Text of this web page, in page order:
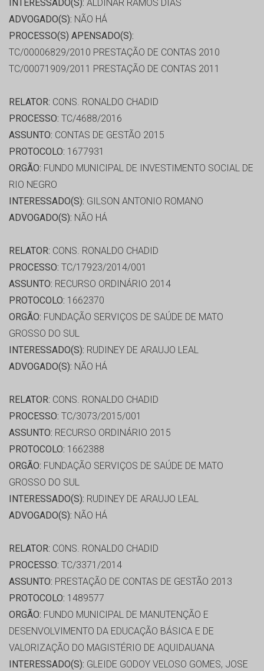
INTERESSADO(S): ALDINAR RAMOS DIAS
ADVOGADO(S): NÃO HÁ
PROCESSO(S) APENSADO(S):
TC/00006829/2010 PRESTAÇÃO DE CONTAS 2010
TC/00071909/2011 PRESTAÇÃO DE CONTAS 2011
RELATOR: CONS. RONALDO CHADID
PROCESSO: TC/4688/2016
ASSUNTO: CONTAS DE GESTÃO 2015
PROTOCOLO: 1677931
ORGÃO: FUNDO MUNICIPAL DE INVESTIMENTO SOCIAL DE
RIO NEGRO
INTERESSADO(S): GILSON ANTONIO ROMANO
ADVOGADO(S): NÃO HÁ
RELATOR: CONS. RONALDO CHADID
PROCESSO: TC/17923/2014/001
ASSUNTO: RECURSO ORDINÁRIO 2014
PROTOCOLO: 1662370
ORGÃO: FUNDAÇÃO SERVIÇOS DE SAÚDE DE MATO
GROSSO DO SUL
INTERESSADO(S): RUDINEY DE ARAUJO LEAL
ADVOGADO(S): NÃO HÁ
RELATOR: CONS. RONALDO CHADID
PROCESSO: TC/3073/2015/001
ASSUNTO: RECURSO ORDINÁRIO 2015
PROTOCOLO: 1662388
ORGÃO: FUNDAÇÃO SERVIÇOS DE SAÚDE DE MATO
GROSSO DO SUL
INTERESSADO(S): RUDINEY DE ARAUJO LEAL
ADVOGADO(S): NÃO HÁ
RELATOR: CONS. RONALDO CHADID
PROCESSO: TC/3371/2014
ASSUNTO: PRESTAÇÃO DE CONTAS DE GESTÃO 2013
PROTOCOLO: 1489577
ORGÃO: FUNDO MUNICIPAL DE MANUTENÇÃO E
DESENVOLVIMENTO DA EDUCAÇÃO BÁSICA E DE
VALORIZAÇÃO DO MAGISTÉRIO DE AQUIDAUANA
INTERESSADO(S): GLEIDE GODOY VELOSO GOMES, JOSE